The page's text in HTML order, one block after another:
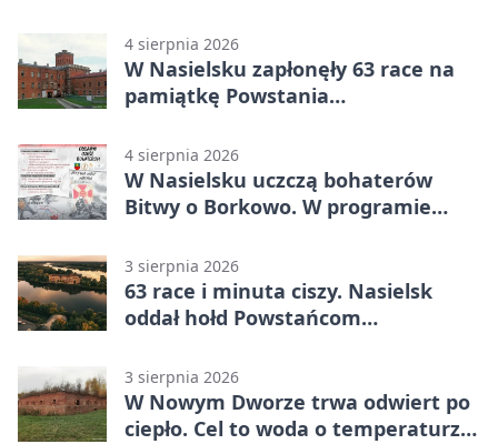
4 sierpnia 2026
W Nasielsku zapłonęły 63 race na
pamiątkę Powstania
4 sierpnia 2026
W Nasielsku uczczą bohaterów
Bitwy o Borkowo. W programie
3 sierpnia 2026
63 race i minuta ciszy. Nasielsk
oddał hołd Powstańcom
3 sierpnia 2026
W Nowym Dworze trwa odwiert po
ciepło. Cel to woda o temperaturze